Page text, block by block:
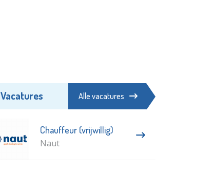
Vacatures Alle vacatures
Chauffeur (vrijwillig)
Naut